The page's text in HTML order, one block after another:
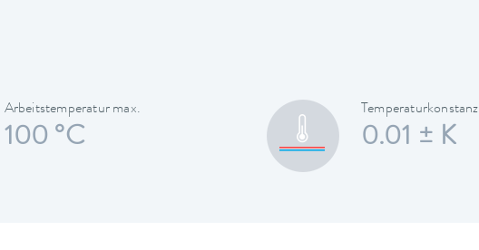
Arbeitstemperatur max.
100 °C
Temperaturkonstanz
0.01 ± K